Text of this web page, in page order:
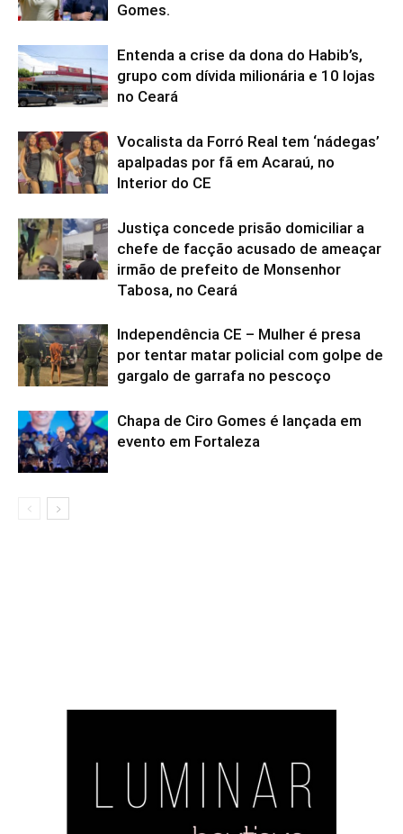
Gomes.
Entenda a crise da dona do Habib’s,
grupo com dívida milionária e 10 lojas
no Ceará
Vocalista da Forró Real tem ‘nádegas’
apalpadas por fã em Acaraú, no
Interior do CE
Justiça concede prisão domiciliar a
chefe de facção acusado de ameaçar
irmão de prefeito de Monsenhor
Tabosa, no Ceará
Independência CE – Mulher é presa
por tentar matar policial com golpe de
gargalo de garrafa no pescoço
Chapa de Ciro Gomes é lançada em
evento em Fortaleza